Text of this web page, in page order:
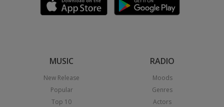
MUSIC
New Release
Popular
Top 10
RADIO
Moods
Genres
Actors